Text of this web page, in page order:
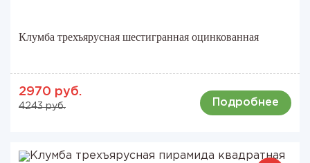
Клумба трехъярусная шестигранная оцинкованная
2970 руб.
4243 руб. Подробнее